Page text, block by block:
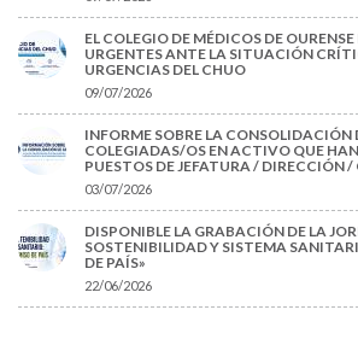
EL COLEGIO DE MÉDICOS DE
URGENTES ANTE LA SITUACIÓN
URGENCIAS DEL CHUO
09/07/2026
INFORME SOBRE LA CONSOLIDACIÓN
COLEGIADAS/OS EN ACTIVO QUE HAN
PUESTOS DE JEFATURA / DIRECCIÓN
03/07/2026
DISPONIBLE LA GRABACIÓN DE LA
SOSTENIBILIDAD Y SISTEMA
DE PAÍS»
22/06/2026